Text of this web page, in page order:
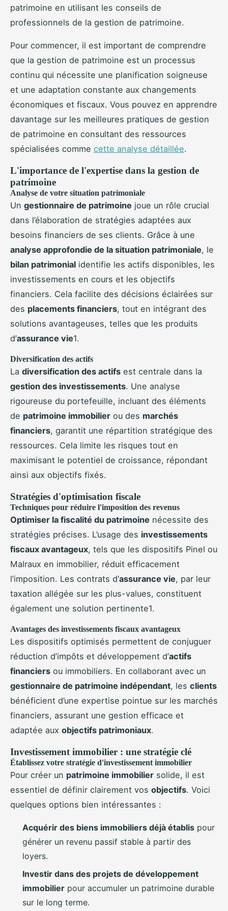
patrimoine en utilisant les conseils de
professionnels de la gestion de patrimoine.
Pour commencer, il est important de comprendre
que la gestion de patrimoine est un processus
continu qui nécessite une planification soigneuse
et une adaptation constante aux changements
économiques et fiscaux. Vous pouvez en apprendre
davantage sur les meilleures pratiques de gestion
de patrimoine en consultant des ressources
spécialisées comme cette analyse détaillée.
L'importance de l'expertise dans la gestion de
patrimoine
Analyse de votre situation patrimoniale
Un gestionnaire de patrimoine joue un rôle crucial
dans l’élaboration de stratégies adaptées aux
besoins financiers de ses clients. Grâce à une
analyse approfondie de la situation patrimoniale, le
bilan patrimonial identifie les actifs disponibles, les
investissements en cours et les objectifs
financiers. Cela facilite des décisions éclairées sur
des placements financiers, tout en intégrant des
solutions avantageuses, telles que les produits
d’assurance vie1.
Diversification des actifs
La diversification des actifs est centrale dans la
gestion des investissements. Une analyse
rigoureuse du portefeuille, incluant des éléments
de patrimoine immobilier ou des marchés
financiers, garantit une répartition stratégique des
ressources. Cela limite les risques tout en
maximisant le potentiel de croissance, répondant
ainsi aux objectifs fixés.
Stratégies d'optimisation fiscale
Techniques pour réduire l'imposition des revenus
Optimiser la fiscalité du patrimoine nécessite des
stratégies précises. L’usage des investissements
fiscaux avantageux, tels que les dispositifs Pinel ou
Malraux en immobilier, réduit efficacement
l’imposition. Les contrats d’assurance vie, par leur
taxation allégée sur les plus-values, constituent
également une solution pertinente1.
Avantages des investissements fiscaux avantageux
Les dispositifs optimisés permettent de conjuguer
réduction d’impôts et développement d’actifs
financiers ou immobiliers. En collaborant avec un
gestionnaire de patrimoine indépendant, les clients
bénéficient d’une expertise pointue sur les marchés
financiers, assurant une gestion efficace et
adaptée aux objectifs patrimoniaux.
Investissement immobilier : une stratégie clé
Établissez votre stratégie d'investissement immobilier
Pour créer un patrimoine immobilier solide, il est
essentiel de définir clairement vos objectifs. Voici
quelques options bien intéressantes :
Acquérir des biens immobiliers déjà établis pour
générer un revenu passif stable à partir des
loyers.
Investir dans des projets de développement
immobilier pour accumuler un patrimoine durable
sur le long terme.